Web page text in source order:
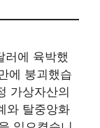
에 육박했
에 붕괴했습
가상자산의
와 탈중앙화